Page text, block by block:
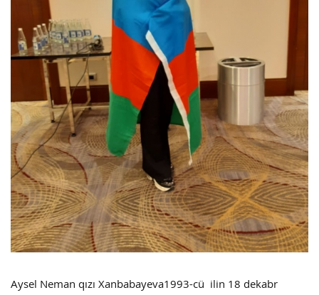
Aysel Neman qızı Xanbabayeva1993-cü ilin 18 dekabr